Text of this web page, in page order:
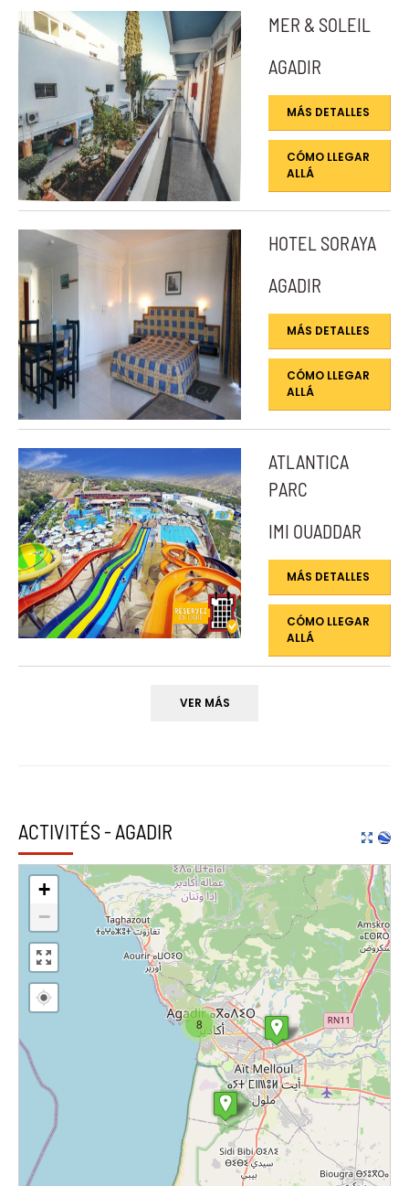
MER & SOLEIL
AGADIR
MÁS DETALLES
CÓMO LLEGAR
ALLÁ
HOTEL SORAYA
AGADIR
MÁS DETALLES
CÓMO LLEGAR
ALLÁ
ATLANTICA
PARC
IMI OUADDAR
MÁS DETALLES
CÓMO LLEGAR
ALLÁ
VER MÁS
ACTIVITÉS - AGADIR
8
+
−